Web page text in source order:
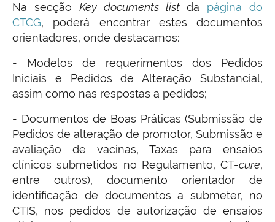
Na secção Key documents list da página do
CTCG, poderá encontrar estes documentos
orientadores, onde destacamos:
- Modelos de requerimentos dos Pedidos
Iniciais e Pedidos de Alteração Substancial,
assim como nas respostas a pedidos;
- Documentos de Boas Práticas (Submissão de
Pedidos de alteração de promotor, Submissão e
avaliação de vacinas, Taxas para ensaios
clínicos submetidos no Regulamento, CT-cure,
entre outros), documento orientador de
identificação de documentos a submeter, no
CTIS, nos pedidos de autorização de ensaios